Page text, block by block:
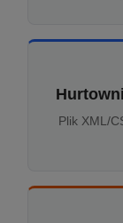
Plik XML/